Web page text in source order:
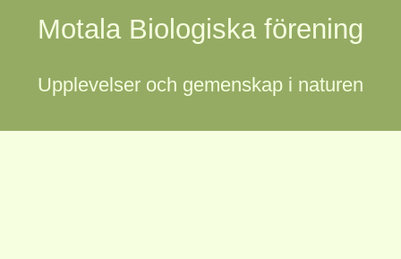
Motala Biologiska förening
Upplevelser och gemenskap i naturen